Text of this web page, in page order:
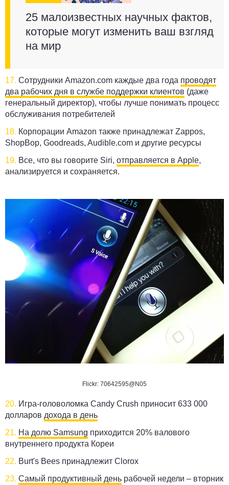
25 малоизвестных научных фактов,
которые могут изменить ваш взгляд
на мир
17. Сотрудники Amazon.com каждые два года проводят
два рабочих дня в службе поддержки клиентов (даже
генеральный директор), чтобы лучше понимать процесс
обслуживания потребителей
18. Корпорации Amazon также принадлежат Zappos,
ShopBop, Goodreads, Audible.com и другие ресурсы
19. Все, что вы говорите Siri, отправляется в Apple,
анализируется и сохраняется.
Flickr: 70642595@N05
20. Игра-головоломка Candy Crush приносит 633 000
долларов дохода в день
21. На долю Samsung приходится 20% валового
внутреннего продукта Кореи
22. Burt's Bees принадлежит Clorox
23. Самый продуктивный день рабочей недели – вторник